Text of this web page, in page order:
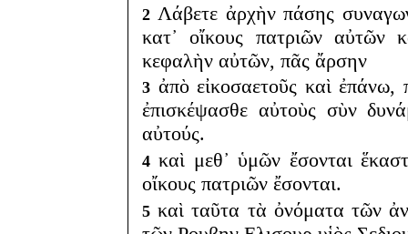
2 Λάβετε ἀρχὴν πάσης
κατ᾽ οἴκους πατριῶν αὐτῶν
κεφαλὴν αὐτῶν, πᾶς ἄρσην
3 ἀπὸ εἰκοσαετοῦς καὶ ἐπάνω,
ἐπισκέψασθε αὐτοὺς σὺν
αὐτούς.
4 καὶ μεθ᾽ ὑμῶν ἔσονται
οἴκους πατριῶν ἔσονται.
5 καὶ ταῦτα τὰ ὀνόματα τῶν